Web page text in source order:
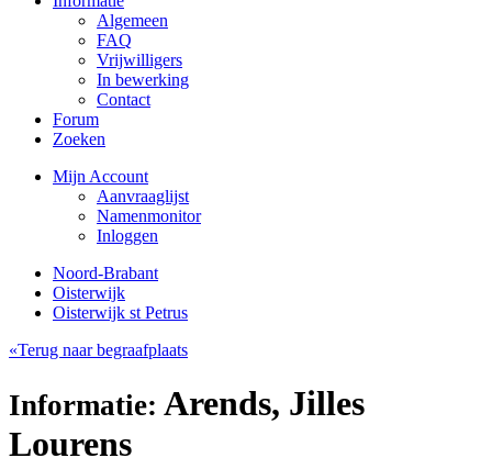
Algemeen
FAQ
Vrijwilligers
In bewerking
Contact
Forum
Zoeken
Mijn Account
Aanvraaglijst
Namenmonitor
Inloggen
Noord-Brabant
Oisterwijk
Oisterwijk st Petrus
«Terug naar begraafplaats
Informatie: Arends, Jilles
Lourens